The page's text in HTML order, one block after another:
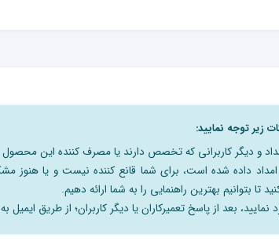
زیر توجه نمایید:
و دیگر کاربرانی که تخصص دارند یا مصرف کننده این
داده شده است، برای شما قانع کننده نیست و یا هنوز
تا بتوانیم بهترین راهنمایی را به شما ارائه دهیم.
بعد از پاسخ تعمیرکاران یا دیگر کاربران؛ از طریق